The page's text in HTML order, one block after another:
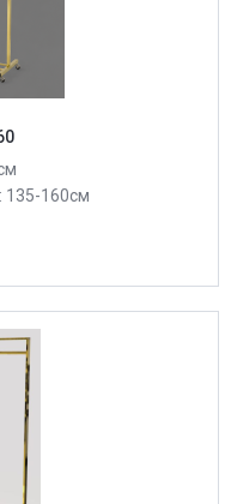
135-160см